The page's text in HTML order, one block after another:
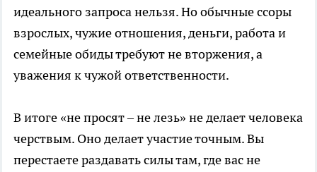
идеального запроса нельзя. Но обычные ссоры
взрослых, чужие отношения, деньги, работа и
семейные обиды требуют не вторжения, а
уважения к чужой ответственности.
В итоге «не просят – не лезь» не делает человека
черствым. Оно делает участие точным. Вы
перестаете раздавать силы там, где вас не